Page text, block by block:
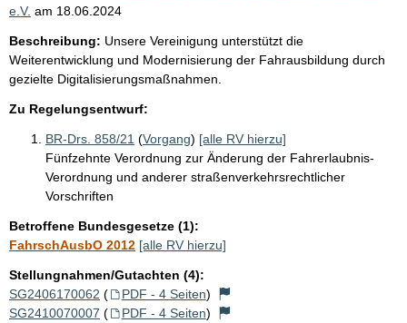
e.V. am 18.06.2024
Beschreibung: Unsere Vereinigung unterstützt die
Weiterentwicklung und Modernisierung der Fahrausbildung durch
gezielte Digitalisierungsmaßnahmen.
Zu Regelungsentwurf:
BR-Drs. 858/21 (Vorgang) [alle RV hierzu]
Fünfzehnte Verordnung zur Änderung der Fahrerlaubnis-
Verordnung und anderer straßenverkehrsrechtlicher
Vorschriften
Betroffene Bundesgesetze (1):
FahrschAusbO 2012 [alle RV hierzu]
Stellungnahmen/Gutachten (4):
SG2406170062 ( PDF - 4 Seiten)
SG2410070007 ( PDF - 4 Seiten)